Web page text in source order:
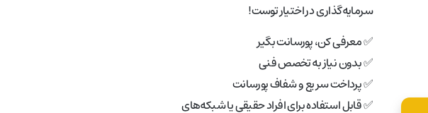
سرمایه‌گذاری در اختیار توست!
✅ معرفی کن، پورسانت بگیر
✅ بدون نیاز به تخصص فنی
✅ پرداخت سریع و شفاف پورسانت
✅ قابل استفاده برای افراد حقیقی یا شبکه‌های